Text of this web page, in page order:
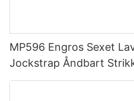
MP596 Engros Sexet
Jockstrap Åndbart